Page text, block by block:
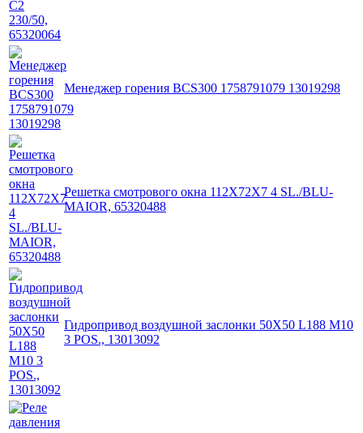
Менеджер горения BCS300 1758791079 13019298
Решетка смотрового окна 112X72X7 4 SL./BLU-
MAIOR, 65320488
Гидропривод воздушной заслонки 50X50 L188 M10
3 POS., 13013092